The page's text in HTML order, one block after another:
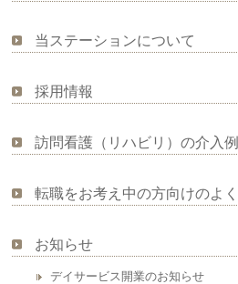
当ステーションについて
採用情報
訪問看護（リハビリ）の介入例
転職をお考え中の方向けのよ
お知らせ
デイサービス開業のお知らせ